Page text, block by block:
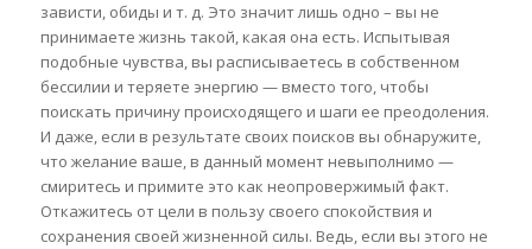
зависти, обиды и т. д. Это значит лишь одно – вы не
принимаете жизнь такой, какая она есть. Испытывая
подобные чувства, вы расписываетесь в собственном
бессилии и теряете энергию — вместо того, чтобы
поискать причину происходящего и шаги ее преодоления.
И даже, если в результате своих поисков вы обнаружите,
что желание ваше, в данный момент невыполнимо —
смиритесь и примите это как неопровержимый факт.
Откажитесь от цели в пользу своего спокойствия и
сохранения своей жизненной силы. Ведь, если вы этого не